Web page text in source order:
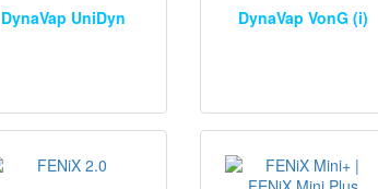
DynaVap UniDyn DynaVap VonG (i)